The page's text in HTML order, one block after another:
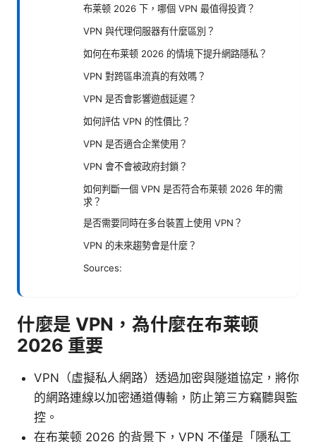
布莱顿 2026 下，哪個 VPN 最值得投資？
VPN 與代理伺服器有什麼區別？
如何在布莱顿 2026 的情境下提升網路隱私？
VPN 對跨區串流真的有效嗎？
VPN 是否會影響遊戲延遲？
如何評估 VPN 的性價比？
VPN 是否適合企業使用？
VPN 會不會被政府封鎖？
如何判斷一個 VPN 是否符合布莱顿 2026 年的需
求？
是否需要同時在多台裝置上使用 VPN？
VPN 的未來趨勢會是什麼？
Sources:
什麼是 VPN，為什麼在布莱顿
2026 重要
VPN（虛擬私人網路）透過加密與隧道協定，將你
的網路連線以加密通道傳輸，防止第三方竊聽與監
控。
在布莱顿 2026 的背景下，VPN 不僅是「隱私工